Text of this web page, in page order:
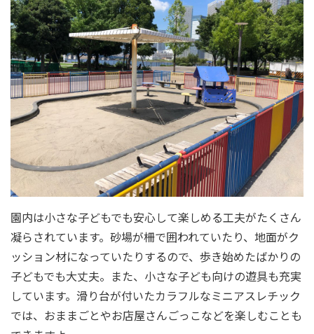
園内は小さな子どもでも安心して楽しめる工夫がたくさん
凝らされています。砂場が柵で囲われていたり、地面がク
ッション材になっていたりするので、歩き始めたばかりの
子どもでも大丈夫。また、小さな子ども向けの遊具も充実
しています。滑り台が付いたカラフルなミニアスレチック
では、おままごとやお店屋さんごっこなどを楽しむことも